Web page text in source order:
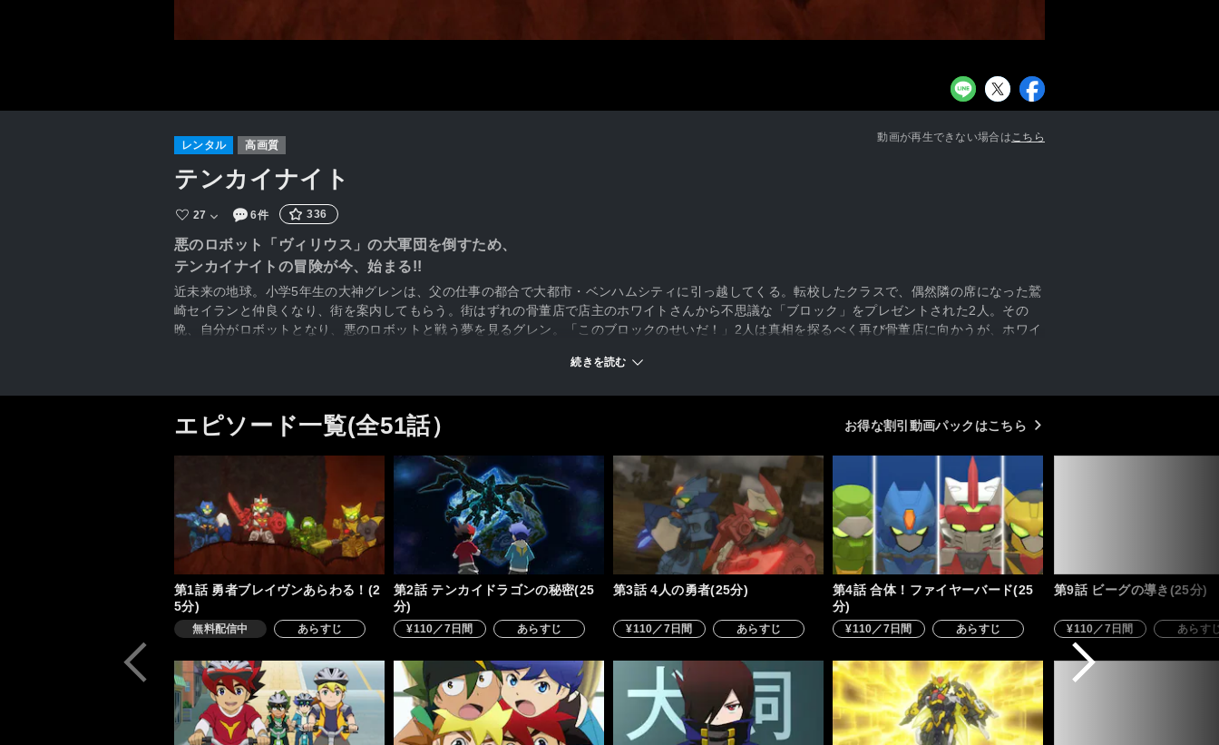
動画が再生できない場合はこちら
レンタル 高画質
テンカイナイト
27 6件 336
悪のロボット「ヴィリウス」の大軍団を倒すため、
テンカイナイトの冒険が今、始まる!!
近未来の地球。小学5年生の大神グレンは、父の仕事の都合で大都市・ベンハムシティに引っ越してくる。転校したクラスで、偶然隣の席になった鷲
崎セイランと仲良くなり、街を案内してもらう。街はずれの骨董店で店主のホワイトさんから不思議な「ブロック」をプレゼントされた2人。その
晩、自分がロボットとなり、悪のロボットと戦う夢を見るグレン。「このブロックのせいだ！」2人は真相を探るべく再び骨董店に向かうが、ホワイ
続きを読む
エピソード一覧(全51話） お得な割引動画パックはこちら
第1話 勇者ブレイヴンあらわる！(2
5分)
無料配信中 あらすじ
第2話 テンカイドラゴンの秘密(25
分)
¥110／7日間 あらすじ
第3話 4人の勇者(25分)
¥110／7日間 あらすじ
第4話 合体！ファイヤーバード(25
分)
¥110／7日間 あらすじ
第9話 ビーグの導き(25分)
¥110／7日間 あらす